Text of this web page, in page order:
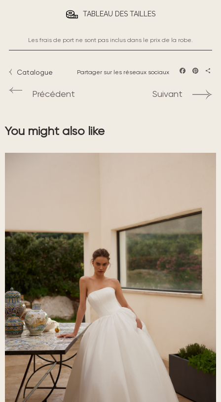
TABLEAU DES TAILLES
Les frais de port ne sont pas inclus dans le prix de la robe.
Catalogue Partager sur les réseaux sociaux
Précédent Suivant
You might also like